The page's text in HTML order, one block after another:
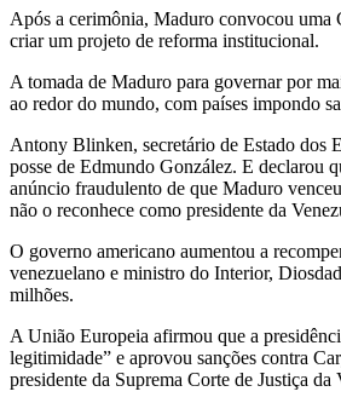
Após a cerimônia, Maduro convocou uma
criar um projeto de reforma institucional.
A tomada de Maduro para governar por
ao redor do mundo, com países impondo
Antony Blinken, secretário de Estado dos
posse de Edmundo González. E declarou
anúncio fraudulento de que Maduro
não o reconhece como presidente da
O governo americano aumentou a
venezuelano e ministro do Interior,
milhões.
A União Europeia afirmou que a
legitimidade” e aprovou sanções contra
presidente da Suprema Corte de Justiça da